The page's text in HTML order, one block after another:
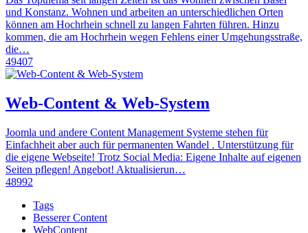
und Konstanz. Wohnen und arbeiten an unterschiedlichen Orten
können am Hochrhein schnell zu langen Fahrten führen. Hinzu
kommen, die am Hochrhein wegen Fehlens einer Umgehungsstraße,
die…
49407
Web-Content & Web-System
Joomla und andere Content Management Systeme stehen für
Einfachheit aber auch für permanenten Wandel . Unterstützung für
die eigene Webseite! Trotz Social Media: Eigene Inhalte auf eigenen
Seiten pflegen! Angebot! Aktualisierun…
48992
Tags
Besserer Content
WebContent